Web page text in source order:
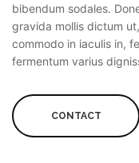
bibendum sodales.
gravida mollis dictum
commodo in iaculis in,
fermentum varius
CONTACT